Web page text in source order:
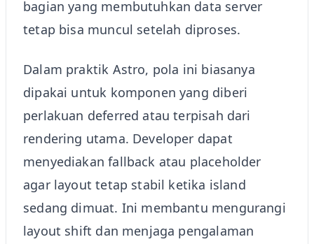
bagian yang membutuhkan data server
tetap bisa muncul setelah diproses.
Dalam praktik Astro, pola ini biasanya
dipakai untuk komponen yang diberi
perlakuan deferred atau terpisah dari
rendering utama. Developer dapat
menyediakan fallback atau placeholder
agar layout tetap stabil ketika island
sedang dimuat. Ini membantu mengurangi
layout shift dan menjaga pengalaman